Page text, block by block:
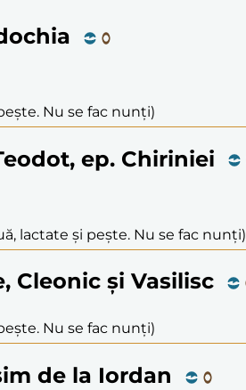
Nu se fac nunți)
ep. Chiriniei
lactate și pește. Nu se fac nunți)
Cleonic și Vasilisc
Nu se fac nunți)
de la Iordan